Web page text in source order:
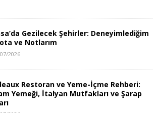
Gezilecek Şehirler: Deneyimlediğim
ve Notlarım
2026
Restoran ve Yeme-İçme Rehberi:
Yemeği, İtalyan Mutfakları ve Şarap